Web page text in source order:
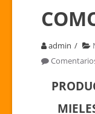
admin